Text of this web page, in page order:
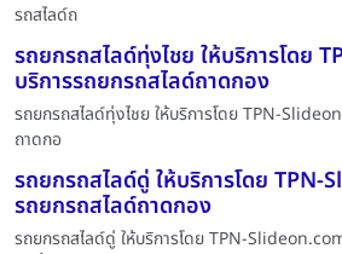
รถสไลด์ถ
รถยกรถสไลด์ทุ่งไชย ให้บริการโดย
บริการรถยกรถสไลด์ถาดกอง
รถยกรถสไลด์ทุ่งไชย ให้บริการโดย TPN-
ถาดกอ
รถยกรถสไลด์ดู่ ให้บริการโดย TPN-
รถยกรถสไลด์ถาดกอง
รถยกรถสไลด์ดู่ ให้บริการโดย TPN-